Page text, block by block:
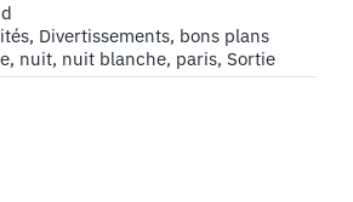
, Divertissements, bons plans
, nuit, nuit blanche, paris, Sortie